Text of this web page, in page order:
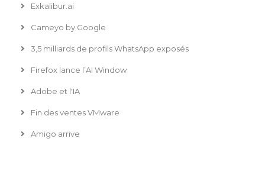
Exkalibur.ai
Cameyo by Google
3,5 milliards de profils WhatsApp exposés
Firefox lance l’AI Window
Adobe et l'IA
Fin des ventes VMware
Amigo arrive